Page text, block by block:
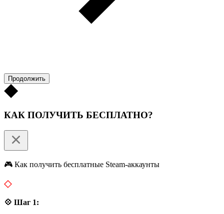
Продолжить
КАК ПОЛУЧИТЬ БЕСПЛАТНО?
🎮 Как получить бесплатные Steam-аккаунты
💠 Шаг 1: